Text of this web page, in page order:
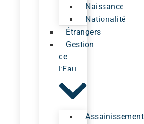
Naissance
Nationalité
Étrangers
Gestion
de
l’Eau
Assainissement